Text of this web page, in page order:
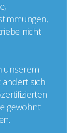
nicht
unserem
sich
gewohnt